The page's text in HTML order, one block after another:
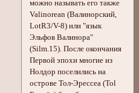
можно называть его также
Valinorean (Валинорский,
LotR3/V-8) или "язык
Эльфов Валинора"
(Silm.15). После окончания
Первой эпохи многие из
Нолдор поселились на
острове Тол-Эрессеа (Tol